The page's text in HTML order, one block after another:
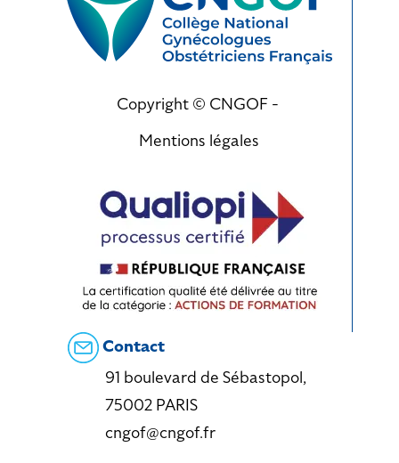
Copyright © CNGOF -
Mentions légales
Contact
91 boulevard de Sébastopol,
75002 PARIS
cngof@cngof.fr